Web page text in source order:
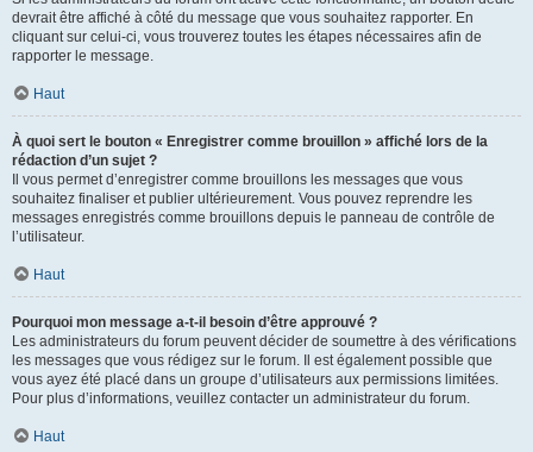
devrait être affiché à côté du message que vous souhaitez rapporter. En
cliquant sur celui-ci, vous trouverez toutes les étapes nécessaires afin de
rapporter le message.
Haut
À quoi sert le bouton « Enregistrer comme brouillon » affiché lors de la
rédaction d’un sujet ?
Il vous permet d’enregistrer comme brouillons les messages que vous
souhaitez finaliser et publier ultérieurement. Vous pouvez reprendre les
messages enregistrés comme brouillons depuis le panneau de contrôle de
l’utilisateur.
Haut
Pourquoi mon message a-t-il besoin d’être approuvé ?
Les administrateurs du forum peuvent décider de soumettre à des vérifications
les messages que vous rédigez sur le forum. Il est également possible que
vous ayez été placé dans un groupe d’utilisateurs aux permissions limitées.
Pour plus d’informations, veuillez contacter un administrateur du forum.
Haut